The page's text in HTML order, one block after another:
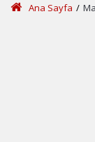
Ana Sayfa /